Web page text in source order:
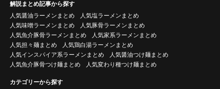
解説まとめ記事から探す
人気醤油ラーメンまとめ
人気塩ラーメンまとめ
人気味噌ラーメンまとめ
人気豚骨ラーメンまとめ
人気魚介豚骨ラーメンまとめ
人気家系ラーメンまとめ
人気担々麺まとめ
人気鶏白湯ラーメンまとめ
人気インスパイア系ラーメンまとめ
人気醤油つけ麺まとめ
人気魚介豚骨つけ麺まとめ
人気変わり種つけ麺まとめ
カテゴリーから探す